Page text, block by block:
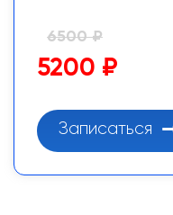
6500 ₽
5200 ₽
Записаться